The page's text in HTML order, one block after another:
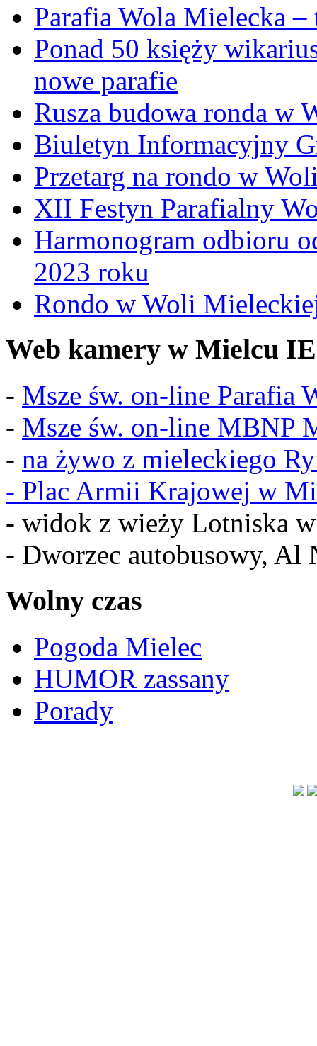
Parafia Wola Mielecka
Ponad 50 księży
nowe parafie
Rusza budowa ronda w
Biuletyn Informacyjny
Przetarg na rondo w
XII Festyn Parafialny
Harmonogram odbioru
2023 roku
Rondo w Woli
Web kamery w Mielcu IE
- Msze św. on-line Parafia
- Msze św. on-line MBNP
- na żywo z mieleckiego
- Plac Armii Krajowej w
- widok z wieży Lotniska
- Dworzec autobusowy, Al
Wolny czas
Pogoda Mielec
HUMOR zassany
Porady